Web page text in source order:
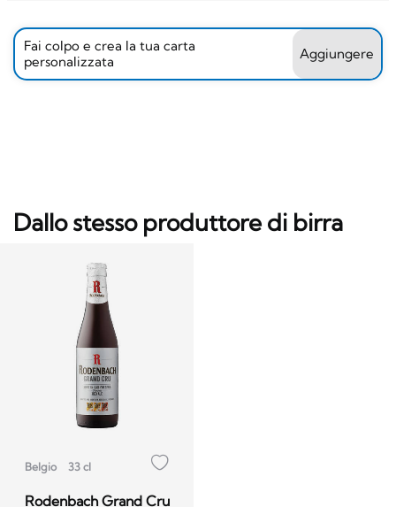
Fai colpo e crea la tua carta
personalizzata
Aggiungere
Dallo stesso produttore di birra
Belgio 33 cl
Rodenbach Grand Cru